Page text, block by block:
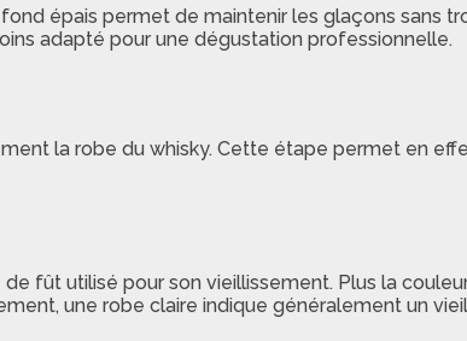
épais permet de maintenir les glaçons sans
adapté pour une dégustation professionnelle.
la robe du whisky. Cette étape permet en
fût utilisé pour son vieillissement. Plus la
une robe claire indique généralement un